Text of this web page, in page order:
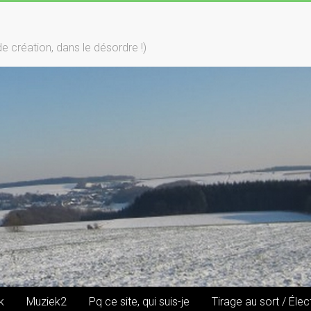
création, dans le désordre !)
Muziek2 Pq ce site, qui suis-je Tirage au sort /